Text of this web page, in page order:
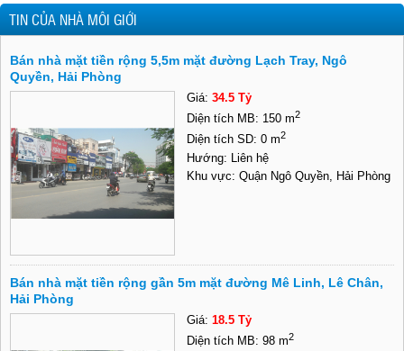
TIN CỦA NHÀ MÔI GIỚI
Bán nhà mặt tiền rộng 5,5m mặt đường Lạch Tray, Ngô
Quyền, Hải Phòng
Giá: 34.5 Tỷ
Diện tích MB: 150 m2
Diện tích SD: 0 m2
Hướng: Liên hệ
Khu vực: Quận Ngô Quyền, Hải Phòng
Bán nhà mặt tiền rộng gần 5m mặt đường Mê Linh, Lê Chân,
Hải Phòng
Giá: 18.5 Tỷ
Diện tích MB: 98 m2